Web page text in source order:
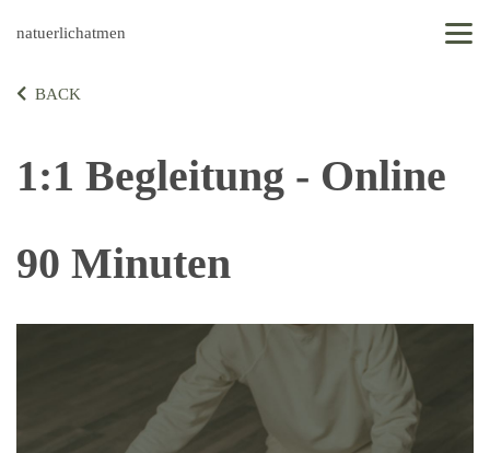
natuerlichatmen
BACK
1:1 Begleitung - Online
90 Minuten